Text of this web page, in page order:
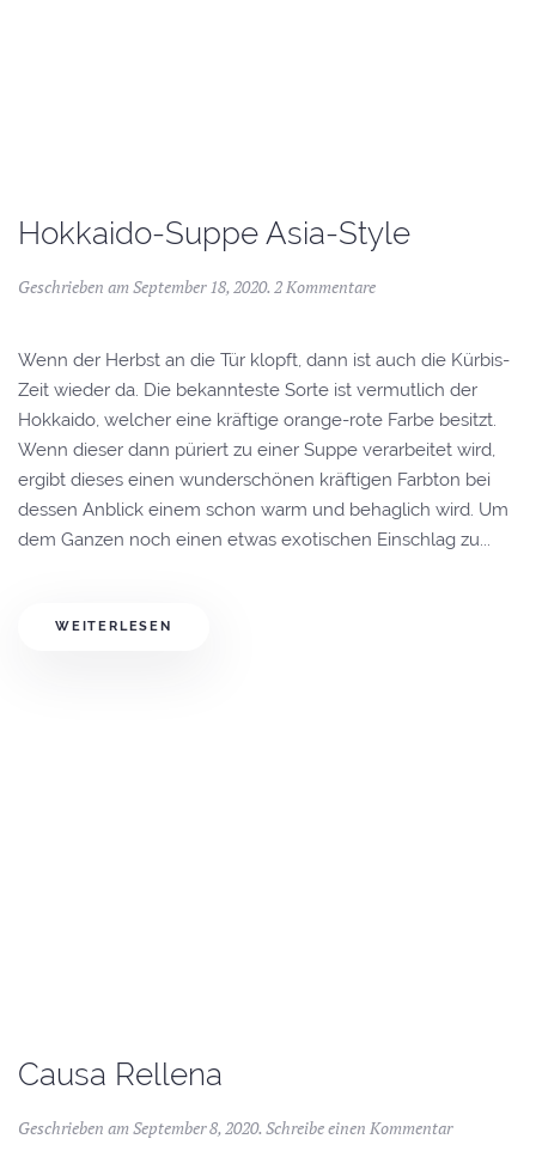
Hokkaido-Suppe Asia-Style
Geschrieben amSeptember 18, 2020. 2 Kommentare
Wenn der Herbst an die Tür klopft, dann ist auch die Kürbis-
Zeit wieder da. Die bekannteste Sorte ist vermutlich der
Hokkaido, welcher eine kräftige orange-rote Farbe besitzt.
Wenn dieser dann püriert zu einer Suppe verarbeitet wird,
ergibt dieses einen wunderschönen kräftigen Farbton bei
dessen Anblick einem schon warm und behaglich wird. Um
dem Ganzen noch einen etwas exotischen Einschlag zu...
WEITERLESEN
Causa Rellena
Geschrieben amSeptember 8, 2020. Schreibe einen Kommentar